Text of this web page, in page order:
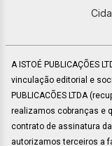
A ISTOÉ PUBLICAÇÕES
vinculação editorial e
PUBLICACÕES LTDA
realizamos cobranças e
contrato de assinatura
autorizamos terceiros a